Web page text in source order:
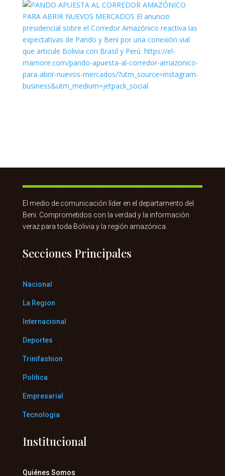
El medio de comunicación líder en el departamento del
Beni. Comprometidos con la verdad y la información
veraz para toda Bolivia y la región amazónica.
Secciones Principales
Nacional
La Region
Internacional
Deportes
Trinifashion
Politica
Empresarial
Tecnologia
Institucional
Quiénes Somos